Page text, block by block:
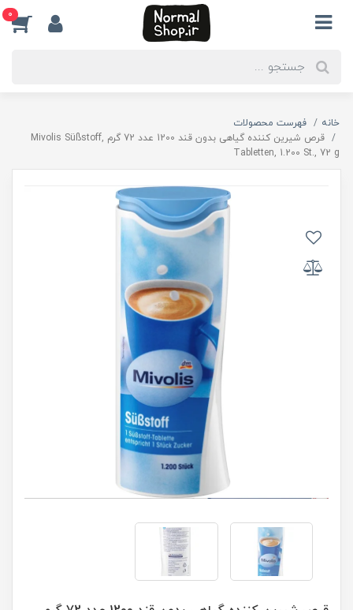
0
خانه
فهرست محصولات
قرص شیرین کننده گیاهی بدون قند 1200 عدد 72 گرم ,Mivolis Süßstoff
Tabletten, 1.200 St., 72 g